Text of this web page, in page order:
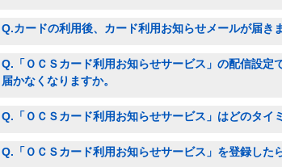
Q.カードの利用後、カード利用お知らせメールが届き
Q.「ＯＣＳカード利用お知らせサービス」の配信設
届かなくなりますか。
Q.「ＯＣＳカード利用お知らせサービス」はどのタイ
Q.「ＯＣＳカード利用お知らせサービス」を登録した